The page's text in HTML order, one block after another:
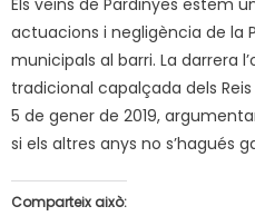
Els veïns de Pardinyes estem
actuacions i negligència de la
municipals al barri. La darrera
tradicional capalçada dels
5 de gener de 2019,
si els altres anys no s’hagués
Comparteix això: